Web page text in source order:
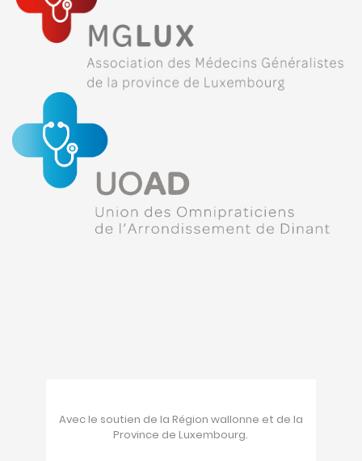
Avec le soutien de la Région wallonne et de la
Province de Luxembourg.